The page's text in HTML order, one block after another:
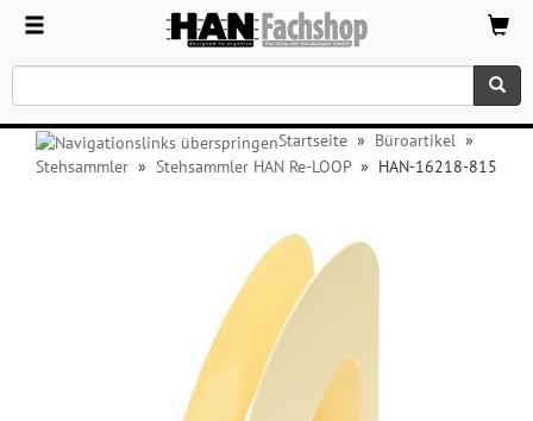
Startseite » Büroartikel »
Stehsammler » Stehsammler HAN Re-LOOP» HAN-16218-815